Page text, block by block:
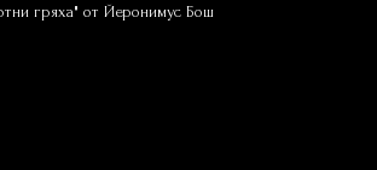
гряха" от Йеронимус Бош